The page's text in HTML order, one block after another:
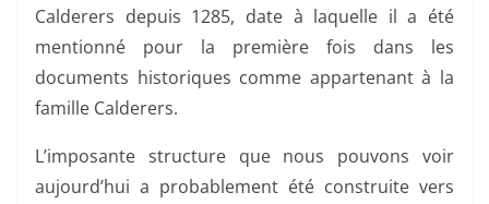
Calderers depuis 1285, date à laquelle il a été
mentionné pour la première fois dans les
documents historiques comme appartenant à la
famille Calderers.
L’imposante structure que nous pouvons voir
aujourd’hui a probablement été construite vers